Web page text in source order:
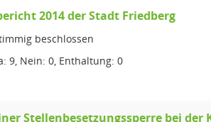
2014 der Stadt Friedberg
beschlossen
9, Nein: 0, Enthaltung: 0
Stellenbesetzungssperre bei